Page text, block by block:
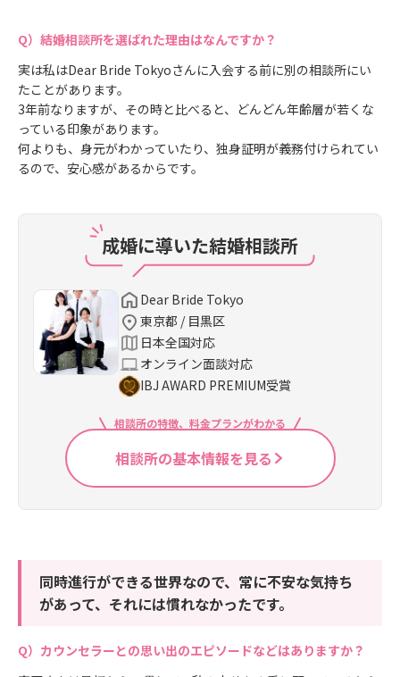
結婚相談所を選ばれた理由はなんですか？
実は私はDear Bride Tokyoさんに入会する前に別の相談所にい
たことがあります。
3年前なりますが、その時と比べると、どんどん年齢層が若くな
っている印象があります。
何よりも、身元がわかっていたり、独身証明が義務付けられてい
るので、安心感があるからです。
成婚に導いた結婚相談所
Dear Bride Tokyo
東京都 / 目黒区
日本全国対応
オンライン面談対応
IBJ AWARD PREMIUM受賞
相談所の特徴、料金プランがわかる
相談所の基本情報を見る
同時進行ができる世界なので、常に不安な気持ち
があって、それには慣れなかったです。
カウンセラーとの思い出のエピソードなどはありますか？